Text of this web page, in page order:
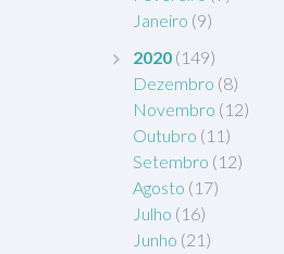
Janeiro (9)
2020 (149)
Dezembro (8)
Novembro (12)
Outubro (11)
Setembro (12)
Agosto (17)
Julho (16)
Junho (21)